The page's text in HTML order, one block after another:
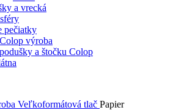
a vrecká
pečiatky
výroba
a štočku Colop
Veľkoformátová tlač Papier